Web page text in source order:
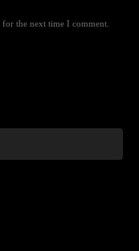
the next time I comment.